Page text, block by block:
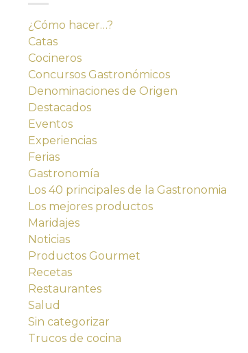
¿Cómo hacer…?
Catas
Cocineros
Concursos Gastronómicos
Denominaciones de Origen
Destacados
Eventos
Experiencias
Ferias
Gastronomía
Los 40 principales de la Gastronomia
Los mejores productos
Maridajes
Noticias
Productos Gourmet
Recetas
Restaurantes
Salud
Sin categorizar
Trucos de cocina